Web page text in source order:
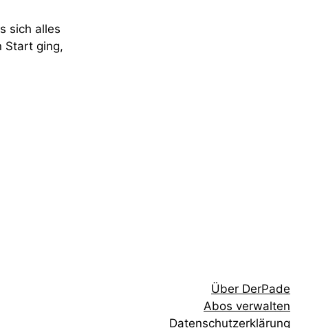
sich alles
Start ging,
Über DerPade
Abos verwalten
Datenschutzerklärung